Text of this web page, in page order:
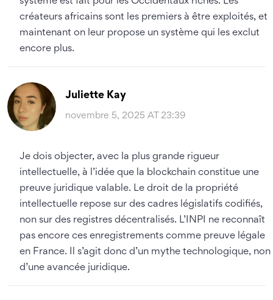
créateurs africains sont les premiers à être exploités, et
maintenant on leur propose un système qui les exclut
encore plus.
Juliette Kay
novembre 5, 2025 AT 23:39
Je dois objecter, avec la plus grande rigueur
intellectuelle, à l’idée que la blockchain constitue une
preuve juridique valable. Le droit de la propriété
intellectuelle repose sur des cadres législatifs codifiés,
non sur des registres décentralisés. L’INPI ne reconnaît
pas encore ces enregistrements comme preuve légale
en France. Il s’agit donc d’un mythe technologique, non
d’une avancée juridique.